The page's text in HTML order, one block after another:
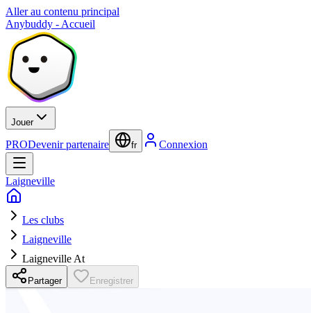
Aller au contenu principal
Anybuddy - Accueil
Jouer
PRODevenir partenaire fr Connexion
Laigneville
Les clubs
Laigneville
Laigneville At
Partager Enregistrer